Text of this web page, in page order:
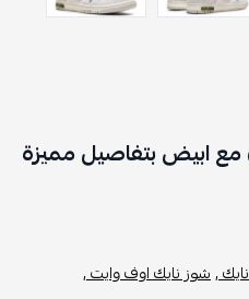
ابيض بتفاصيل مميزة
,شوز نايك اوف وايت ,